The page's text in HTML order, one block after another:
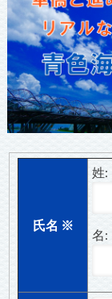
氏名 ※
姓:
名: